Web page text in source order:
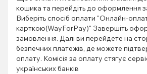
кошика та перейдіть до оформлення
Виберіть спосіб оплати "Онлайн-
карткою(WayForPay)" Завершіть
замовлення. Далі ви перейдете на
безпечних платежів, де можете
оплату. Комісія за оплату стягує
українських банків